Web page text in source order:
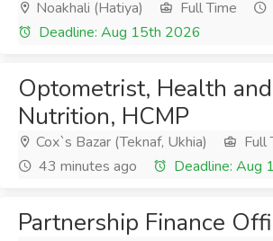
Noakhali (Hatiya) Full Time
Deadline: Aug 15th 2026
Optometrist, Health and
Nutrition, HCMP
Cox`s Bazar (Teknaf, Ukhia)
Full
43 minutes ago
Deadline: Aug
Partnership Finance